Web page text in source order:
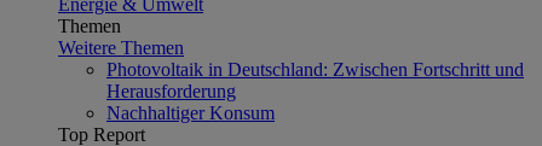
Themen
Weitere Themen
Photovoltaik in Deutschland: Zwischen Fortschritt und
Herausforderung
Nachhaltiger Konsum
Top Report